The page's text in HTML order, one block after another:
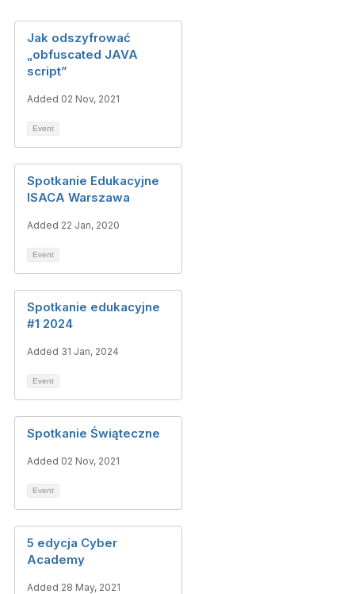
Jak odszyfrować
„obfuscated JAVA
script”
Added 02 Nov, 2021
Event
Spotkanie Edukacyjne
ISACA Warszawa
Added 22 Jan, 2020
Event
Spotkanie edukacyjne
#1 2024
Added 31 Jan, 2024
Event
Spotkanie Świąteczne
Added 02 Nov, 2021
Event
5 edycja Cyber
Academy
Added 28 May, 2021